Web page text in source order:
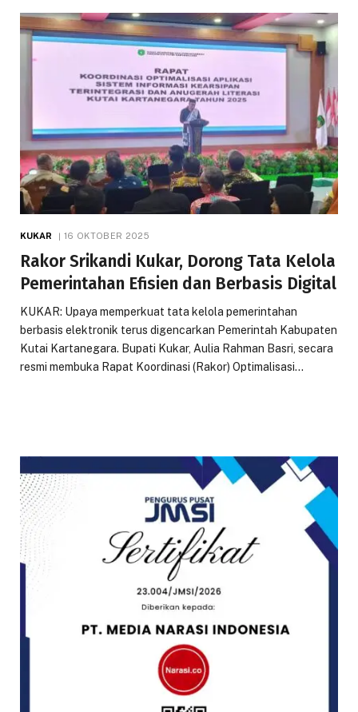
KUKAR 16 OKTOBER 2025
Rakor Srikandi Kukar, Dorong Tata Kelola
Pemerintahan Efisien dan Berbasis Digital
KUKAR: Upaya memperkuat tata kelola pemerintahan
berbasis elektronik terus digencarkan Pemerintah Kabupaten
Kutai Kartanegara. Bupati Kukar, Aulia Rahman Basri, secara
resmi membuka Rapat Koordinasi (Rakor) Optimalisasi…